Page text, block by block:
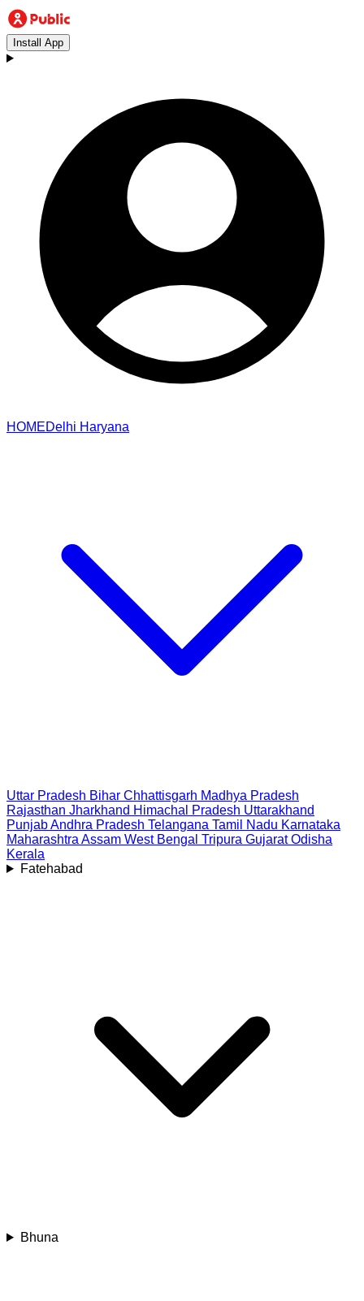
Install App
HOMEDelhi Haryana
Uttar Pradesh Bihar Chhattisgarh Madhya Pradesh
Rajasthan Jharkhand Himachal Pradesh Uttarakhand
PunjabAndhra Pradesh Telangana Tamil Nadu Karnataka
Maharashtra Assam West Bengal Tripura Gujarat Odisha
Kerala
Fatehabad
Bhuna